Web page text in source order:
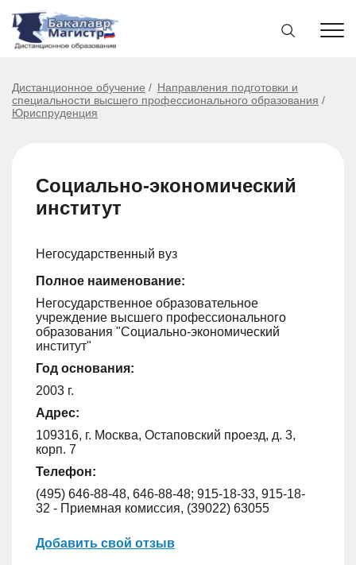
Дистанционное обучение
Направления подготовки и
специальности высшего профессионального образования
Юриспруденция
Социально-экономический
институт
Негосударственный вуз
Полное наименование:
Негосударственное образовательное
учреждение высшего профессионального
образования "Социально-экономический
институт"
Год основания:
2003 г.
Адрес:
109316, г. Москва, Остаповский проезд, д. 3,
корп. 7
Телефон:
(495) 646-88-48, 646-88-48; 915-18-33, 915-18-
32 - Приемная комиссия, (39022) 63055
Добавить свой отзыв